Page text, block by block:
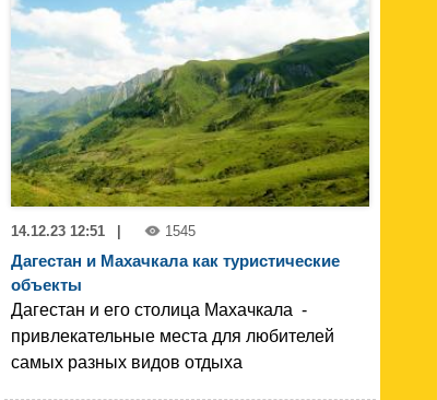
14.12.23 12:51 1545
Дагестан и Махачкала как туристические
объекты
Дагестан и его столица Махачкала -
привлекательные места для любителей
самых разных видов отдыха